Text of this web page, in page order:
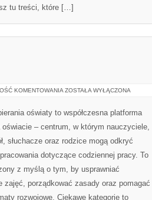
tu treści, które […]
KOMENTOWANIA PRAWO
ZOSTAŁA WYŁĄCZONA
oświaty to współczesna platforma
oświacie – centrum, w którym nauczyciele,
słuchacze oraz rodzice mogą odkryć
dotyczące codziennej pracy. To
z myślą o tym, by usprawniać
zajęć, porządkować zasady oraz pomagać
rozwojowe. Ciekawe kategorie to